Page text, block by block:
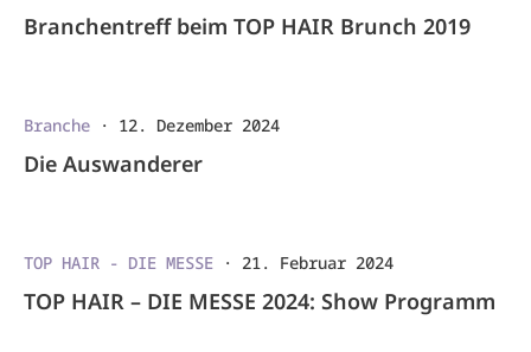
Branchentreff beim TOP HAIR Brunch 2019
Branche · 12. Dezember 2024
Die Auswanderer
TOP HAIR - DIE MESSE · 21. Februar 2024
TOP HAIR – DIE MESSE 2024: Show Programm